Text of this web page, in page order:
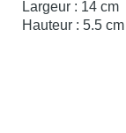
Largeur : 14 cm
Hauteur : 5.5 cm